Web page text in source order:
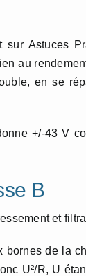
Astuces
au
en se
+/-43 V
B
et
bornes de la
U²/R, U